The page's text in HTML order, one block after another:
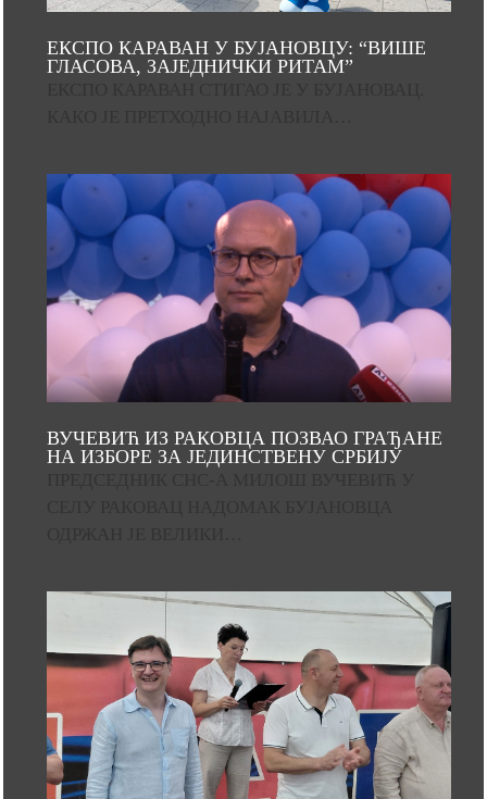
ЕКСПО КАРАВАН У БУЈАНОВЦУ: “ВИШЕ
ГЛАСОВА, ЗАЈЕДНИЧКИ РИТАМ”
ВУЧЕВИЋ ИЗ РАКОВЦА ПОЗВАО ГРАЂАНЕ
НА ИЗБОРЕ ЗА ЈЕДИНСТВЕНУ СРБИЈУ